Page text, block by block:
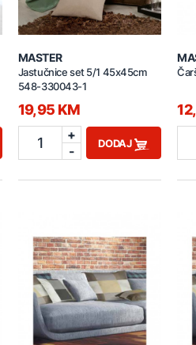
MASTER
Jastučnice set 5/1 45x45cm
548-330043-1
19,95 KM
1
+
-
DODAJ